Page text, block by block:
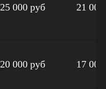
25 000 руб 21
20 000 руб 17